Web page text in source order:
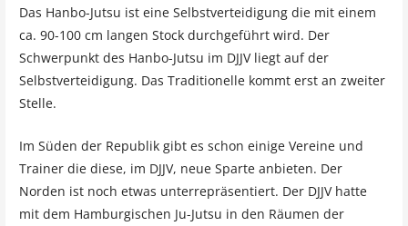
Das Hanbo-Jutsu ist eine Selbstverteidigung die mit einem
ca. 90-100 cm langen Stock durchgeführt wird. Der
Schwerpunkt des Hanbo-Jutsu im DJJV liegt auf der
Selbstverteidigung. Das Traditionelle kommt erst an zweiter
Stelle.
Im Süden der Republik gibt es schon einige Vereine und
Trainer die diese, im DJJV, neue Sparte anbieten. Der
Norden ist noch etwas unterrepräsentiert. Der DJJV hatte
mit dem Hamburgischen Ju-Jutsu in den Räumen der